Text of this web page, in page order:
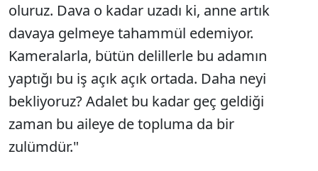
oluruz. Dava o kadar uzadı ki, anne artık
davaya gelmeye tahammül edemiyor.
Kameralarla, bütün delillerle bu adamın
yaptığı bu iş açık açık ortada. Daha neyi
bekliyoruz? Adalet bu kadar geç geldiği
zaman bu aileye de topluma da bir
zulümdür."